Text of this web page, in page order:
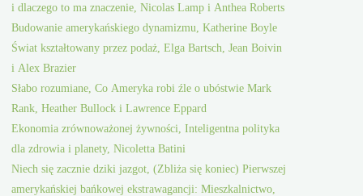
i dlaczego to ma znaczenie, Nicolas Lamp i Anthea Roberts
Budowanie amerykańskiego dynamizmu, Katherine Boyle
Świat kształtowany przez podaż, Elga Bartsch, Jean Boivin
i Alex Brazier
Słabo rozumiane, Co Ameryka robi źle o ubóstwie Mark
Rank, Heather Bullock i Lawrence Eppard
Ekonomia zrównoważonej żywności, Inteligentna polityka
dla zdrowia i planety, Nicoletta Batini
Niech się zacznie dziki jazgot, (Zbliża się koniec) Pierwszej
amerykańskiej bańkowej ekstrawagancji: Mieszkalnictwo,